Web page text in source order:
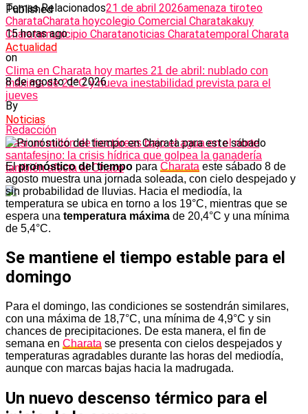
Temas Relacionados21 de abril 2026amenaza tiroteo
CharataCharata hoycolegio Comercial Charatakakuy
Charatamunicipio Charatanoticias Charatatemporal Charata
Actualidad
Clima en Charata hoy martes 21 de abril: nublado con
máxima de 21°C y nueva inestabilidad prevista para el
jueves
Noticias
Casi un millón de hectáreas bajo el agua en el norte
santafesino: la crisis hídrica que golpea la ganadería
también afecta al Chaco
Published
15 horas ago
on
8 de agosto de 2026
By
Redacción
Elpronóstico del tiempo para Charata este sábado 8 de
agosto muestra una jornada soleada, con cielo despejado y
sin probabilidad de lluvias. Hacia el mediodía, la
temperatura se ubica en torno a los 19°C, mientras que se
espera una temperatura máxima de 20,4°C y una mínima
de 5,4°C.
Se mantiene el tiempo estable para el
domingo
Para el domingo, las condiciones se sostendrán similares,
con una máxima de 18,7°C, una mínima de 4,9°C y sin
chances de precipitaciones. De esta manera, el fin de
semana en Charata se presenta con cielos despejados y
temperaturas agradables durante las horas del mediodía,
aunque con marcas bajas hacia la madrugada.
Un nuevo descenso térmico para el